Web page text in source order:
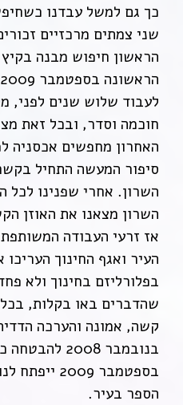
כך גם למשל עבדנו
שני צמתים מרכזיים
הראשון חיפוש מבנה
לעבוד שלוש שנים לפני,
חוכמה וסדר, ובכל זאת
האחרון מחפשים אכסניה
סיפור המעשה התחיל
השרון. אחרי שפנינו לכל
השרון מצאנו את האוזן
אז זרעי העבודה
העיר ואגף החינוך העריכו
בפלורליזם בחינוך ולא
שהדברים באו בקלות,
קשה, אמונה והערכה
בנובמבר 2008
בספטמבר
הספר בעיר.